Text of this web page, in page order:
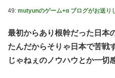
49: mutyunのゲーム+α ブログがお送り
最初からあり根幹だった日本
たんだからそりゃ日本で苦戦
じゃねぇのノウハウとか一切